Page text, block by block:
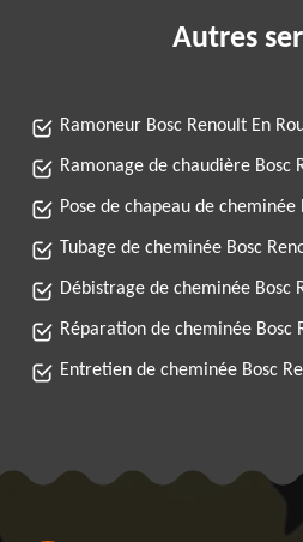
Autres
Ramoneur Bosc Renoult En
Ramonage de chaudière Bosc
Pose de chapeau de cheminée
Tubage de cheminée Bosc
Débistrage de cheminée Bosc
Réparation de cheminée Bosc
Entretien de cheminée Bosc